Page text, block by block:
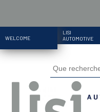
WELCOME
LISI
AUTOMOTIVE